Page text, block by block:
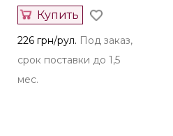
Купить
226 грн/рул. Под заказ,
срок поставки до 1,5
мес.